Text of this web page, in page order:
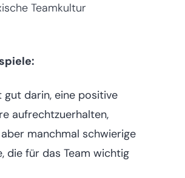
Teamkultur
gut darin, eine positive
aufrechtzuerhalten,
manchmal schwierige
die für das Team wichtig